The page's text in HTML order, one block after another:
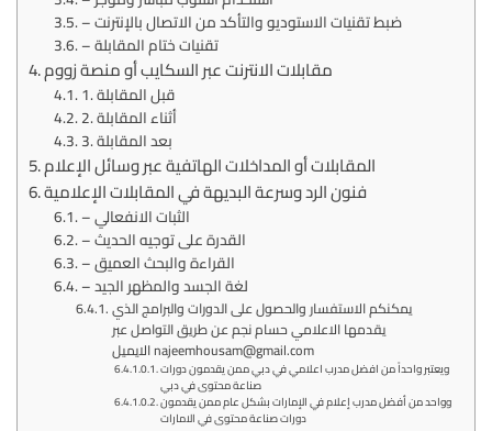
– ضبط تقنيات الاستوديو والتأكد من الاتصال بالإنترنت
– تقنيات ختام المقابلة
مقابلات الانترنت عبر السكايب أو منصة زووم
1. قبل المقابلة
2. أثناء المقابلة
3. بعد المقابلة
المقابلات أو المداخلات الهاتفية عبر وسائل الإعلام
فنون الرد وسرعة البديهة في المقابلات الإعلامية
– الثبات الانفعالي
– القدرة على توجيه الحديث
– القراءة والبحث العميق
– لغة الجسد والمظهر الجيد
يمكنكم الاستفسار والحصول على الدورات والبرامج الذي
يقدمها الاعلامي حسام نجم عن طريق التواصل عبر
الايميل najeemhousam@gmail.com
ويعتبر واحداً من افضل مدرب اعلامي في دبي ممن يقدمون دورات
صناعة محتوى في دبي
وواحد من أفضل مدرب إعلام في الإمارات بشكل عام ممن يقدمون
دورات صناعة محتوى في الامارات